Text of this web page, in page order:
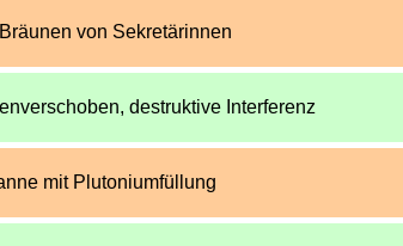
von Sekretärinnen
destruktive Interferenz
mit Plutoniumfüllung